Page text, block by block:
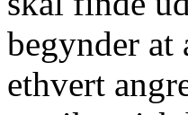
begynder at
ethvert